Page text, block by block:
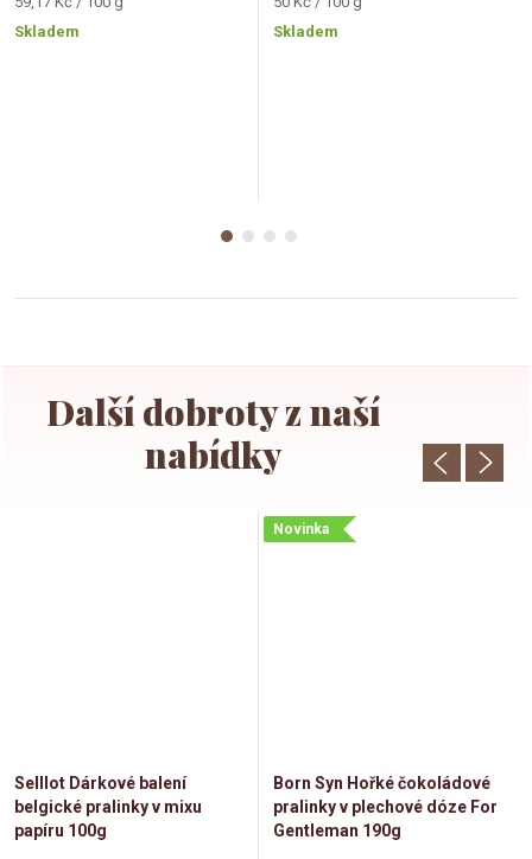
cena:
Skladem
cena:
Skladem
Selllot Dárkové balení
belgické pralinky v mixu
papíru 100g
Novinka
Born Syn Hořké čokoládové
pralinky v plechové dóze For
Gentleman 190g